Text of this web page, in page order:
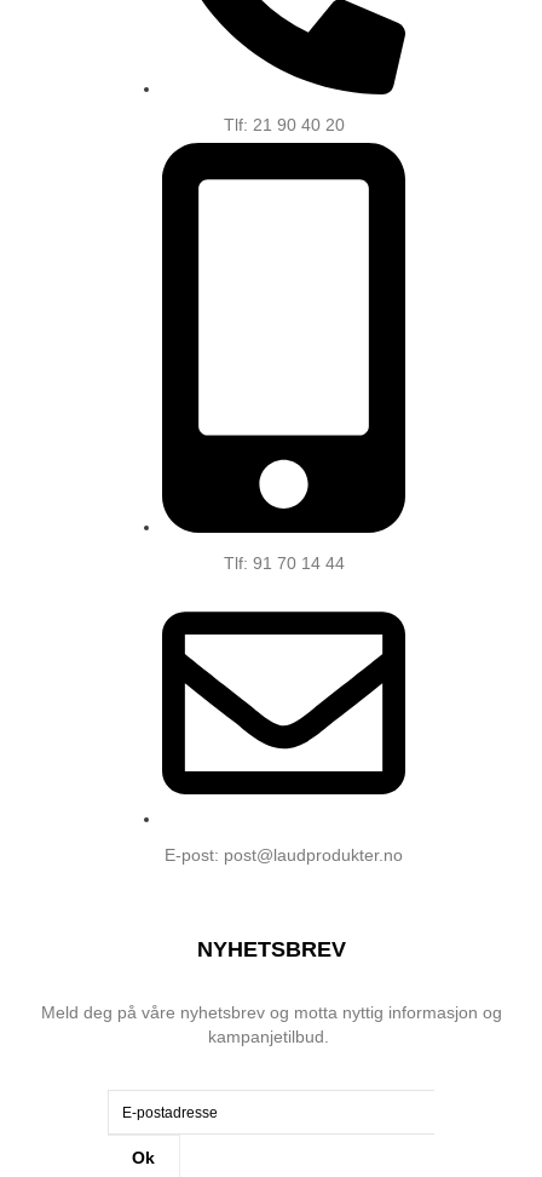
Tlf: 21 90 40 20
Tlf: 91 70 14 44
E-post: post@laudprodukter.no
NYHETSBREV
Meld deg på våre nyhetsbrev og motta nyttig informasjon og
kampanjetilbud.
Ok